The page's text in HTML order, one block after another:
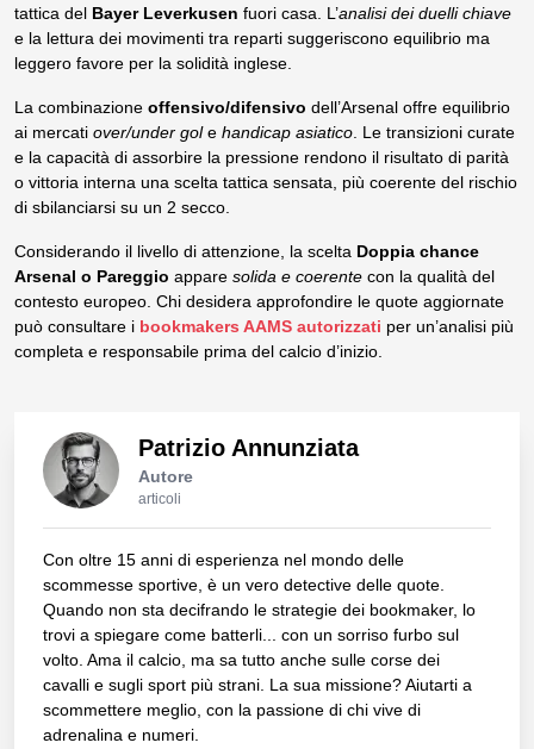
tattica del Bayer Leverkusen fuori casa. L’analisi dei duelli chiave
e la lettura dei movimenti tra reparti suggeriscono equilibrio ma
leggero favore per la solidità inglese.
La combinazione offensivo/difensivo dell’Arsenal offre equilibrio
ai mercati over/under gole handicap asiatico. Le transizioni curate
e la capacità di assorbire la pressione rendono il risultato di parità
o vittoria interna una scelta tattica sensata, più coerente del rischio
di sbilanciarsi su un 2 secco.
Considerando il livello di attenzione, la scelta Doppia chance
Arsenal o Pareggio appare solida e coerente con la qualità del
contesto europeo. Chi desidera approfondire le quote aggiornate
può consultare i bookmakers AAMS autorizzati per un’analisi più
completa e responsabile prima del calcio d’inizio.
Patrizio Annunziata
Autore
articoli
Con oltre 15 anni di esperienza nel mondo delle
scommesse sportive, è un vero detective delle quote.
Quando non sta decifrando le strategie dei bookmaker, lo
trovi a spiegare come batterli... con un sorriso furbo sul
volto. Ama il calcio, ma sa tutto anche sulle corse dei
cavalli e sugli sport più strani. La sua missione? Aiutarti a
scommettere meglio, con la passione di chi vive di
adrenalina e numeri.